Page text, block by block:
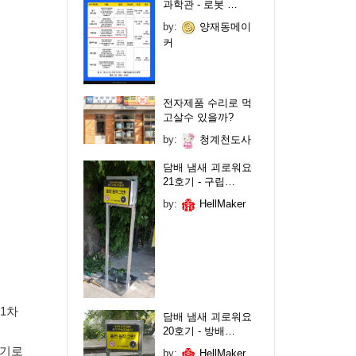
차
로
과학관 - 로봇 …
by:
양재동메이
커
전자제품 수리로 먹
고살수 있을까?
by:
청계천도사
담배 냄새 괴로워요
21호기 - 구립…
by:
HellMaker
담배 냄새 괴로워요
20호기 - 방배…
by:
HellMaker